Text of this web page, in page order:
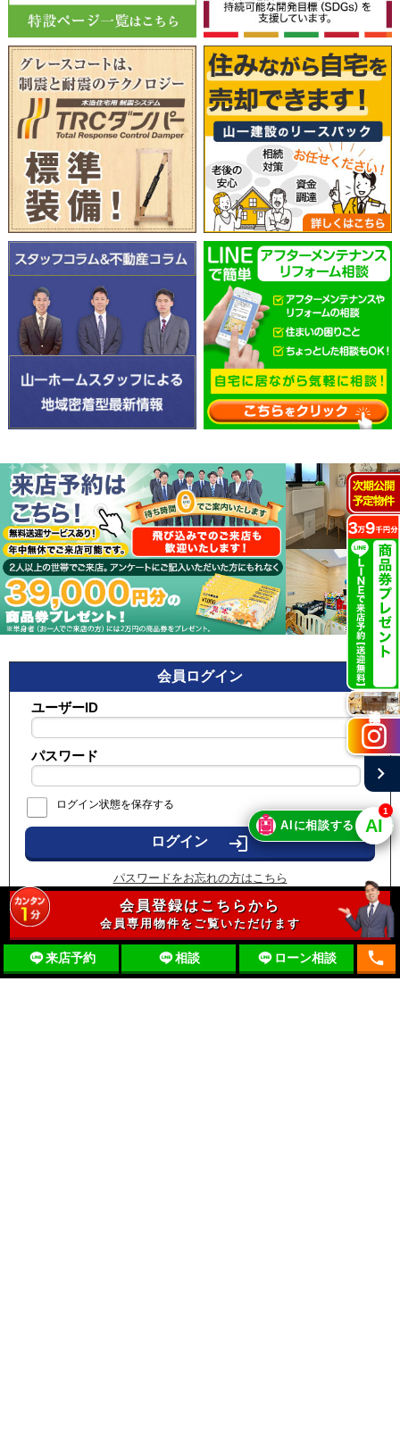
会員ログイン
ユーザーID
パスワード
ログイン状態を保存する
login
パスワードをお忘れの方はこちら
会員登録はこちらから
会員専用物件をご覧いただけます
来店予約 相談 ローン相談 local_phone
施工実例
chevron_right
🤖 AIに相談する AI
1